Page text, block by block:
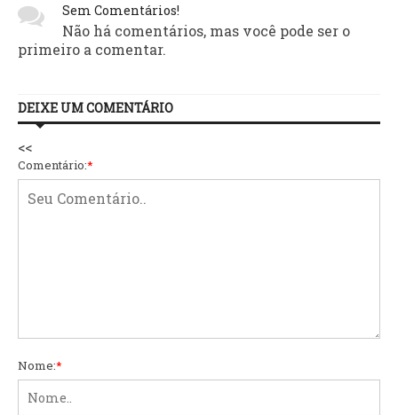
Sem Comentários!
Não há comentários, mas você pode ser o
primeiro a comentar.
DEIXE UM COMENTÁRIO
<<
Comentário:*
Nome:*